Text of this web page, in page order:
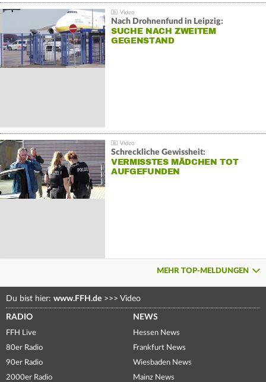
Nach Drohnenfund in Leipzig:
SUCHE NACH ZWEITEM
GEGENSTAND
Schreckliche Gewissheit:
VERMISSTES MÄDCHEN TOT
AUFGEFUNDEN
MEHR TOP-MELDUNGEN
Du bist hier: www.FFH.de >>> Video
RADIO
FFH Live
80er Radio
90er Radio
2000er Radio
NEWS
Hessen News
Frankfurt News
Wiesbaden News
Mainz News